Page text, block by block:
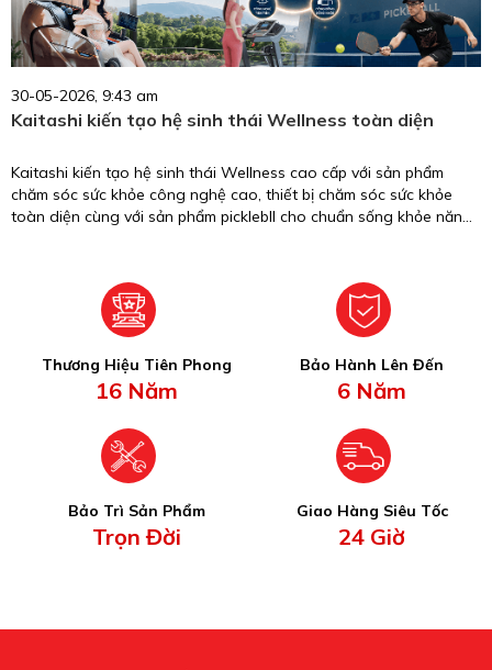
30-05-2026, 9:43 am
Kaitashi kiến tạo hệ sinh thái Wellness toàn diện
Kaitashi kiến tạo hệ sinh thái Wellness cao cấp với sản phẩm
chăm sóc sức khỏe công nghệ cao, thiết bị chăm sóc sức khỏe
toàn diện cùng với sản phẩm picklebll cho chuẩn sống khỏe năng
Thương Hiệu Tiên Phong
16 Năm
Bảo Hành Lên Đến
6 Năm
Bảo Trì Sản Phẩm
Trọn Đời
Giao Hàng Siêu Tốc
24 Giờ